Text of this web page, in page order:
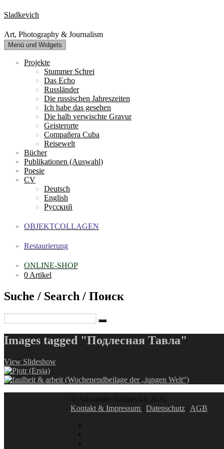
Zum
Inhalt
springen
Sladkevich
Art, Photography & Journalism
Menü und Widgets
Projekte
Stummer Schrei
Das Echo
Russländer
Die russischen Jahreszeiten
Ich habe das gesehen
Die halb verwischte Gravur
Geisterorte
Compañera Cuba
Reisewelt
Bücher
Publikationen (Auswahl)
Poesie
CV
Deutsch
English
Русский
OBJEKTCOLLAGEN
Restaurierung
ONLINE-SHOP
0 Artikel
Suche / Search / Поиск
Images tagged "Подлесная Тавла"
View Slideshow
Kontakt & Impressum
Datenschutz| AGB